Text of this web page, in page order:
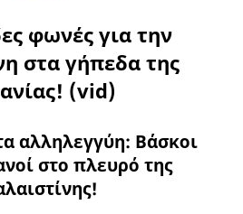
φωνές για την
στα γήπεδα της
(vid)
αλληλεγγύη: Βάσκοι
στο πλευρό της